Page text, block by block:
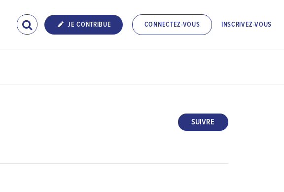
JE CONTRIBUE CONNECTEZ-VOUS INSCRIVEZ-VOUS
SUIVRE